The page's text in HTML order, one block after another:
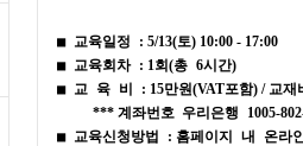
■ 교육일정 : 5/13(토) 10:00 - 17:00
■ 교육회차 : 1회(총 6시간)
■ 교 육 비 : 15만원(VAT포함) / 교재
*** 계좌번호 우리은행 1005-
■ 교육신청방법 : 홈페이지 내 온라